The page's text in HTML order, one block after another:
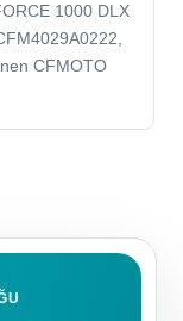
1000 DLX
CFMOTO